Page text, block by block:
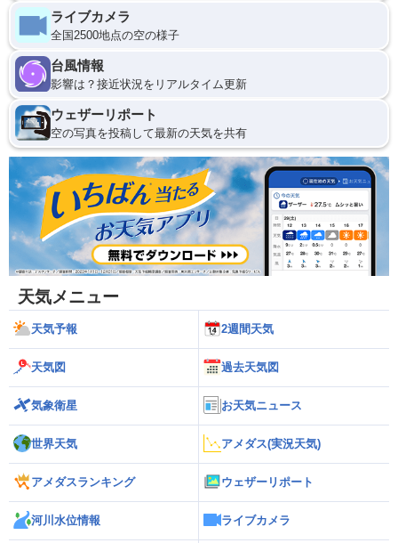
ライブカメラ
全国2500地点の空の様子
台風情報
影響は？接近状況をリアルタイム更新
ウェザーリポート
空の写真を投稿して最新の天気を共有
天気メニュー
天気予報 2週間天気
天気図 過去天気図
気象衛星 お天気ニュース
世界天気 アメダス(実況天気)
アメダスランキング ウェザーリポート
河川水位情報 ライブカメラ